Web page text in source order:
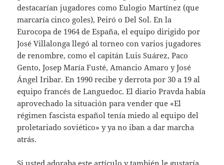
destacarían jugadores como Eulogio Martínez (que
marcaría cinco goles), Peiró o Del Sol. En la
Eurocopa de 1964 de España, el equipo dirigido por
José Villalonga llegó al torneo con varios jugadores
de renombre, como el capitán Luis Suárez, Paco
Gento, Josep María Fusté, Amancio Amaro y José
Ángel Iribar. En 1990 recibe y derrota por 30 a 19 al
equipo francés de Languedoc. El diario Pravda había
aprovechado la situación para vender que «El
régimen fascista español tenía miedo al equipo del
proletariado soviético» y ya no iban a dar marcha
atrás.